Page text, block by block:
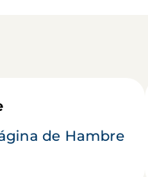
de Hambre